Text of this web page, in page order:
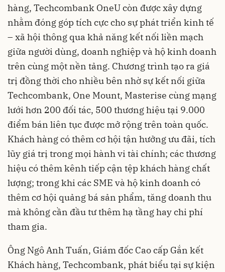
hàng, Techcombank OneU còn được xây dựng
nhằm đóng góp tích cực cho sự phát triển kinh tế
– xã hội thông qua khả năng kết nối liền mạch
giữa người dùng, doanh nghiệp và hộ kinh doanh
trên cùng một nền tảng. Chương trình tạo ra giá
trị đồng thời cho nhiều bên nhờ sự kết nối giữa
Techcombank, One Mount, Masterise cùng mạng
lưới hơn 200 đối tác, 500 thương hiệu tại 9.000
điểm bán liên tục được mở rộng trên toàn quốc.
Khách hàng có thêm cơ hội tận hưởng ưu đãi, tích
lũy giá trị trong mọi hành vi tài chính; các thương
hiệu có thêm kênh tiếp cận tệp khách hàng chất
lượng; trong khi các SME và hộ kinh doanh có
thêm cơ hội quảng bá sản phẩm, tăng doanh thu
mà không cần đầu tư thêm hạ tầng hay chi phí
tham gia.
Ông Ngô Anh Tuấn, Giám đốc Cao cấp Gắn kết
Khách hàng, Techcombank, phát biểu tại sự kiện